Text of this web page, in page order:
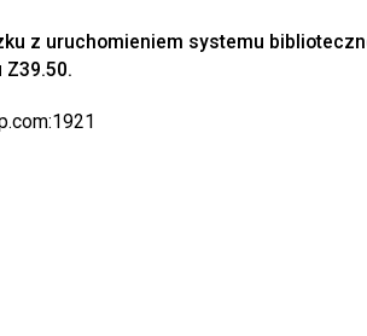
z uruchomieniem systemu
Z39.50.